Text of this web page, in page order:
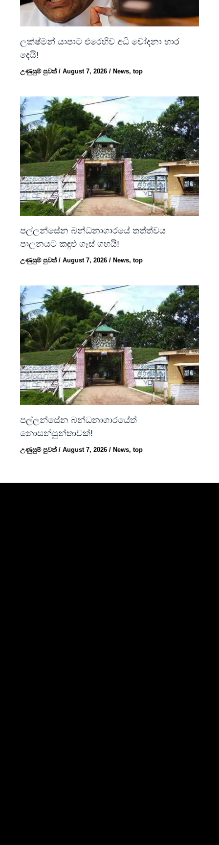
ලක්ෂ්මන් යාපාට එරෙහිව අධි චෝදනා භාර
දෙයි!
උණුසුම් පුවත්/August 7, 2026/News,top
පල්ලන්සේන බන්ධනාගාරයේ තත්ත්වය
පාලනයට කඳුළු ගෑස් ගහයි!
උණුසුම් පුවත්/August 7, 2026/ News,top
පල්ලන්සේන බන්ධනාගාරයේත්
නොසන්සුන්තාවක්!
උණුසුම් පුවත්/August 7, 2026/News,top